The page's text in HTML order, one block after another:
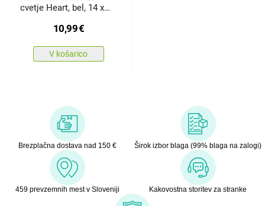
cvetje Heart, bel, 14 x
10,99€
V košarico
Brezplačna dostava nad 150 € Širok izbor blaga (99% blaga na zalogi)
459 prevzemnih mest v Sloveniji Kakovostna storitev za stranke